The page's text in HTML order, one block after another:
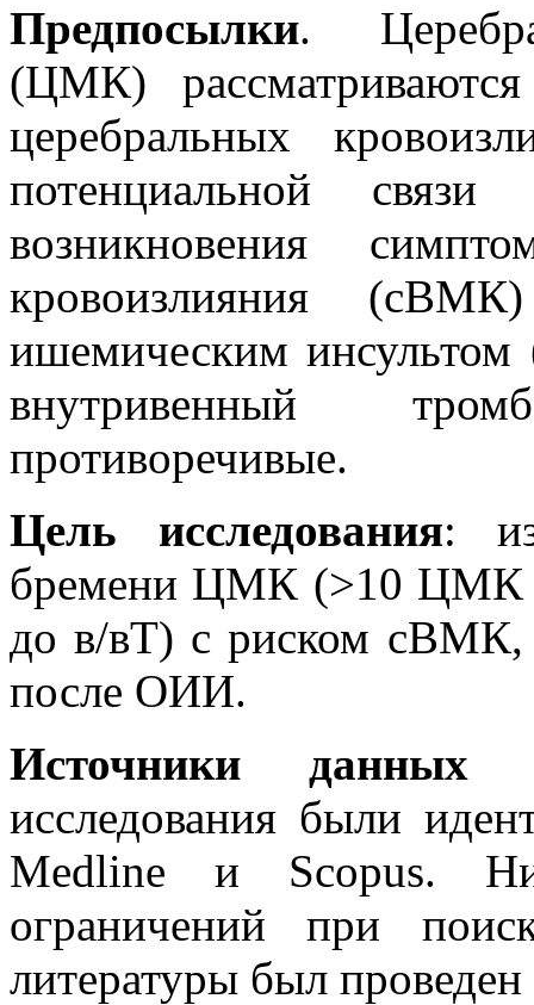
Предпосылки.
(ЦМК)
церебральных
потенциальной
возникновения
кровоизлияния
ишемическим
внутривенный
противоречивые.
Цель исследования:
бремени ЦМК (>10 ЦМК
до в/вТ) с риском сВМК,
после ОИИ.
Источники данных
исследования были
Medline и Scopus.
ограничений при
литературы был